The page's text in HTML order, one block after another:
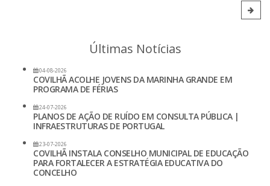
Últimas Notícias
04-08-2026
COVILHÃ ACOLHE JOVENS DA MARINHA GRANDE EM
PROGRAMA DE FÉRIAS
24-07-2026
PLANOS DE AÇÃO DE RUÍDO EM CONSULTA PÚBLICA |
INFRAESTRUTURAS DE PORTUGAL
23-07-2026
COVILHÃ INSTALA CONSELHO MUNICIPAL DE EDUCAÇÃO
PARA FORTALECER A ESTRATÉGIA EDUCATIVA DO
CONCELHO